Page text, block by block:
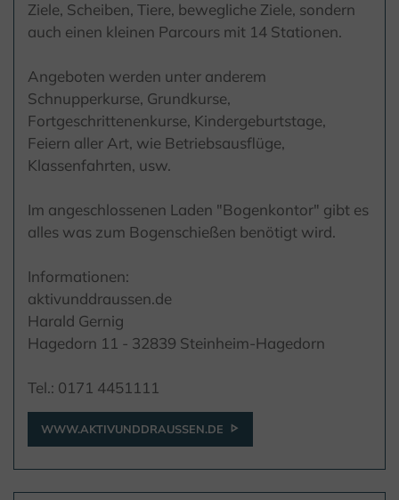
Ziele, Scheiben, Tiere, bewegliche Ziele, sondern
auch einen kleinen Parcours mit 14 Stationen.
Angeboten werden unter anderem
Schnupperkurse, Grundkurse,
Fortgeschrittenenkurse, Kindergeburtstage,
Feiern aller Art, wie Betriebsausflüge,
Klassenfahrten, usw.
Im angeschlossenen Laden "Bogenkontor" gibt es
alles was zum Bogenschießen benötigt wird.
Informationen:
aktivunddraussen.de
Harald Gernig
Hagedorn 11 - 32839 Steinheim-Hagedorn
Tel.: 0171 4451111
WWW.AKTIVUNDDRAUSSEN.DE